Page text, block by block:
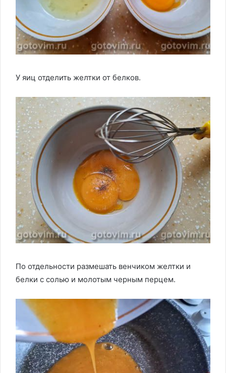
У яиц отделить желтки от белков.
По отдельности размешать венчиком желтки и
белки с солью и молотым черным перцем.